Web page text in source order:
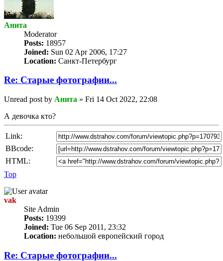
Анита
Мoderator
Posts: 18957
Joined: Sun 02 Apr 2006, 17:27
Location: Санкт-Петербург
Re: Старые фотографии...
Unread post by Анита » Fri 14 Oct 2022, 22:08
А девочка кто?
Link:
BBcode:
HTML:
Top
vak
Site Admin
Posts: 19399
Joined: Tue 06 Sep 2011, 23:32
Location: небольшой европейский город
Re: Старые фотографии...